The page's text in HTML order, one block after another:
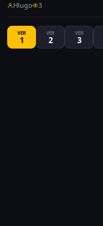
Hlugo 3
VER
1
VER
2
VER
3